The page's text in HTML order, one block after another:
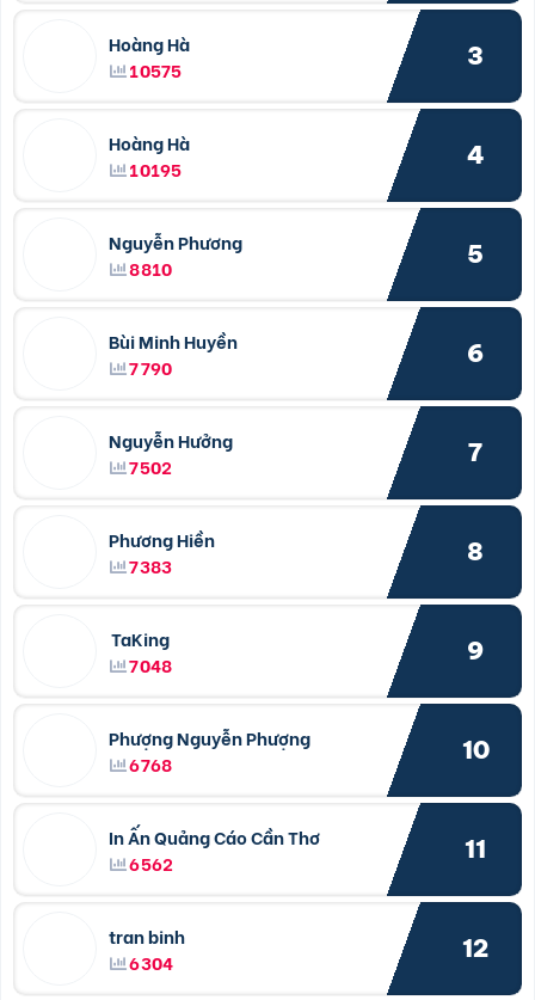
Hoàng Hà
10575
3
Hoàng Hà
10195
4
Nguyễn Phương
8810
5
Bùi Minh Huyền
7790
6
Nguyễn Hưởng
7502
7
Phương Hiền
7383
8
TaKing
7048
9
Phượng Nguyễn Phượng
6768
10
In Ấn Quảng Cáo Cần Thơ
6562
11
tran binh
6304
12